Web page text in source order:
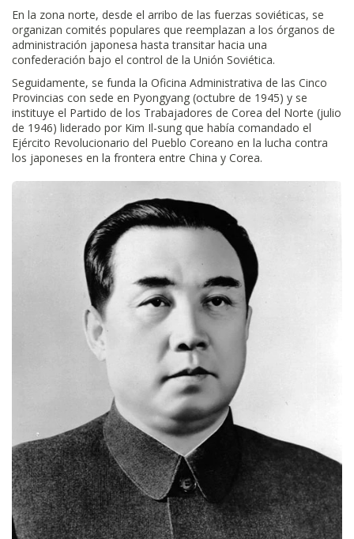
En la zona norte, desde el arribo de las fuerzas soviéticas, se
organizan comités populares que reemplazan a los órganos de
administración japonesa hasta transitar hacia una
confederación bajo el control de la Unión Soviética.
Seguidamente, se funda la Oficina Administrativa de las Cinco
Provincias con sede en Pyongyang (octubre de 1945) y se
instituye el Partido de los Trabajadores de Corea del Norte (julio
de 1946) liderado por Kim Il-sung que había comandado el
Ejército Revolucionario del Pueblo Coreano en la lucha contra
los japoneses en la frontera entre China y Corea.